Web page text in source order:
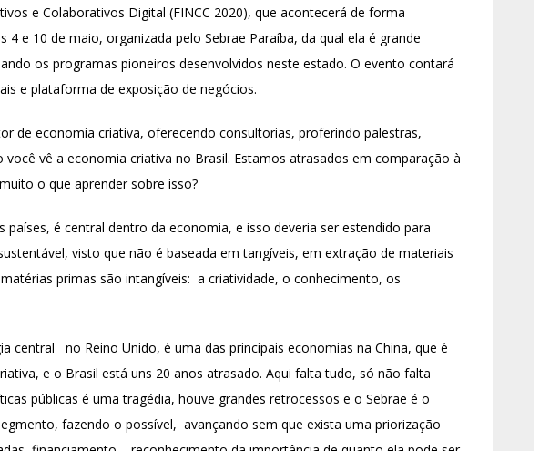
e Colaborativos Digital (FINCC 2020), que acontecerá de forma
e 10 de maio, organizada pelo Sebrae Paraíba, da qual ela é grande
os programas pioneiros desenvolvidos neste estado. O evento contará
e plataforma de exposição de negócios.
de economia criativa, oferecendo consultorias, proferindo palestras,
você vê a economia criativa no Brasil. Estamos atrasados em comparação à
o que aprender sobre isso?
países, é central dentro da economia, e isso deveria ser estendido para
visto que não é baseada em tangíveis, em extração de materiais
primas são intangíveis: a criatividade, o conhecimento, os
central no Reino Unido, é uma das principais economias na China, que é
e o Brasil está uns 20 anos atrasado. Aqui falta tudo, só não falta
públicas é uma tragédia, houve grandes retrocessos e o Sebrae é o
fazendo o possível, avançando sem que exista uma priorização